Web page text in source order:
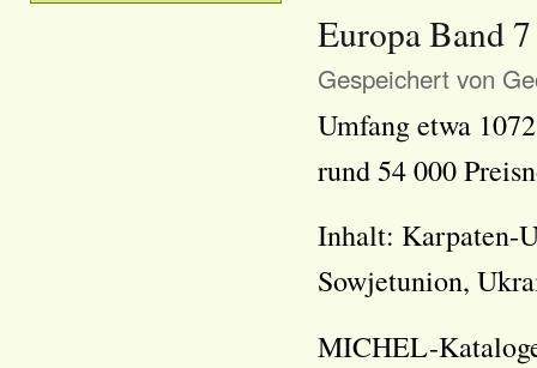
Europa Band
Gespeichert von
Umfang etwa
rund 54 000
Inhalt: Karpaten-
Sowjetunion,
MICHEL-